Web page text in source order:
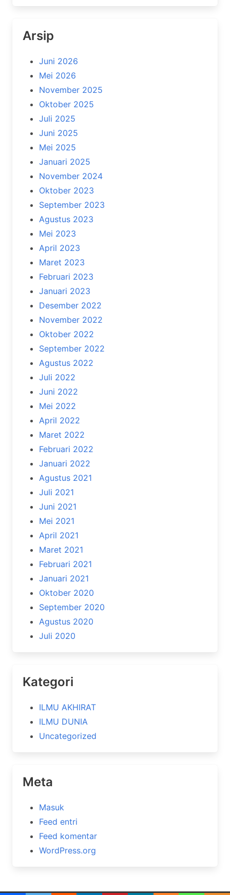
Arsip
Juni 2026
Mei 2026
November 2025
Oktober 2025
Juli 2025
Juni 2025
Mei 2025
Januari 2025
November 2024
Oktober 2023
September 2023
Agustus 2023
Mei 2023
April 2023
Maret 2023
Februari 2023
Januari 2023
Desember 2022
November 2022
Oktober 2022
September 2022
Agustus 2022
Juli 2022
Juni 2022
Mei 2022
April 2022
Maret 2022
Februari 2022
Januari 2022
Agustus 2021
Juli 2021
Juni 2021
Mei 2021
April 2021
Maret 2021
Februari 2021
Januari 2021
Oktober 2020
September 2020
Agustus 2020
Juli 2020
Kategori
ILMU AKHIRAT
ILMU DUNIA
Uncategorized
Meta
Masuk
Feed entri
Feed komentar
WordPress.org